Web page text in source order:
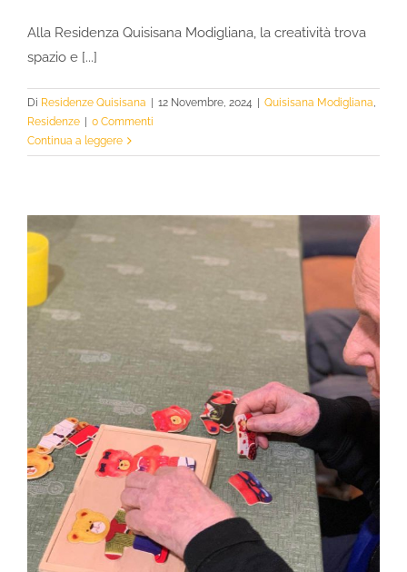
Alla Residenza Quisisana Modigliana, la creatività trova
spazio e [...]
Di Residenze Quisisana | 12 Novembre, 2024 | Quisisana Modigliana
Residenze | 0 Commenti
Continua a leggere